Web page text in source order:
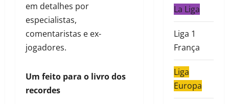
em detalhes por
especialistas,
comentaristas e ex-
jogadores.
Um feito para o livro dos
recordes
La Liga
Liga 1
França
Liga
Europa